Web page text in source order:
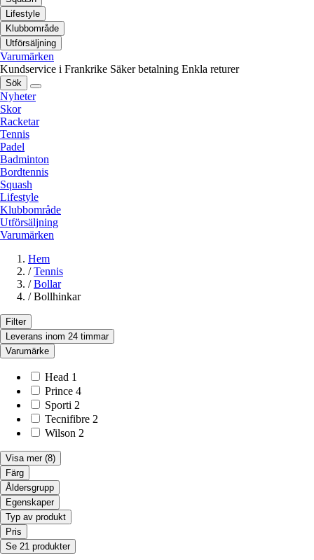
Lifestyle
Klubbområde
Utförsäljning
Varumärken
Kundservice i Frankrike Säker betalning Enkla returer
Sök
Nyheter
Skor
Racketar
Tennis
Padel
Badminton
Bordtennis
Squash
Lifestyle
Klubbområde
Utförsäljning
Varumärken
Hem
/ Tennis
/ Bollar
/ Bollhinkar
Filter
Leverans inom 24 timmar
Varumärke
Head 1
Prince 4
Sporti 2
Tecnifibre 2
Wilson 2
Visa mer (8)
Färg
Åldersgrupp
Egenskaper
Typ av produkt
Pris
Se 21 produkter